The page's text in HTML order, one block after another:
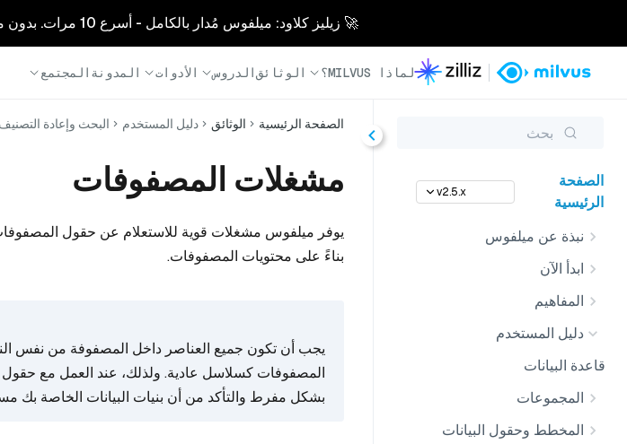
🚀 زيليز كلاود: ميلفوس مُدار بالكامل - أسرع 10 مرات. بدون متاعب. مصممة للذكاء الاصطناعي.
لماذا MILVUS؟ الوثائقالدروس الأدوات المدونة المجتمع
بحث
الصفحة
الرئيسية
v2.5.x
نبذة عن ميلفوس
ابدأ الآن
المفاهيم
دليل المستخدم
قاعدة البيانات
المجموعات
المخطط وحقول البيانات
الصفحة الرئيسية الوثائق دليل المستخدم البحث وإعادة التصنيف
مشغلات المصفوفات
يوفر ميلفوس مشغلات قوية للاستعلام عن حقول
بناءً على محتويات المصفوفات.
يجب أن تكون جميع العناصر داخل المصفوفة من نفس
بشكل مفرط والتأكد من أن بنيات البيانات الخاصة بك